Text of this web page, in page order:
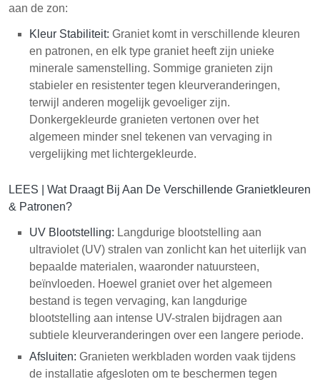
aan de zon:
Kleur Stabiliteit: Graniet komt in verschillende kleuren
en patronen, en elk type graniet heeft zijn unieke
minerale samenstelling. Sommige granieten zijn
stabieler en resistenter tegen kleurveranderingen,
terwijl anderen mogelijk gevoeliger zijn.
Donkergekleurde granieten vertonen over het
algemeen minder snel tekenen van vervaging in
vergelijking met lichtergekleurde.
LEES | Wat Draagt Bij Aan De Verschillende Granietkleuren
& Patronen?
UV Blootstelling: Langdurige blootstelling aan
ultraviolet (UV) stralen van zonlicht kan het uiterlijk van
bepaalde materialen, waaronder natuursteen,
beïnvloeden. Hoewel graniet over het algemeen
bestand is tegen vervaging, kan langdurige
blootstelling aan intense UV-stralen bijdragen aan
subtiele kleurveranderingen over een langere periode.
Afsluiten: Granieten werkbladen worden vaak tijdens
de installatie afgesloten om te beschermen tegen